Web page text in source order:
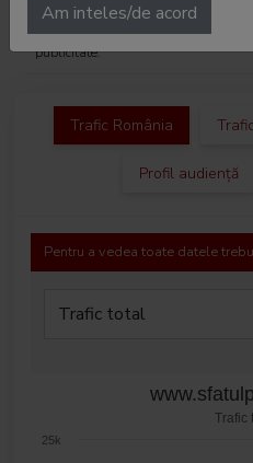
Departament
publicitate:
-
Trafic România
Profil audiență
Pentru a vedea toate datele
Trafic
25k
Am inteles/de acord